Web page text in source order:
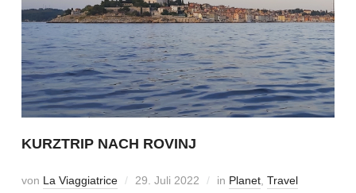
KURZTRIP NACH ROVINJ
von La Viaggiatrice 29. Juli 2022 in Planet, Travel